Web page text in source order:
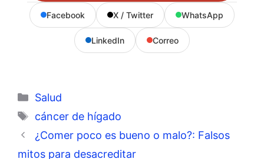
Facebook X / Twitter WhatsApp
LinkedIn Correo
Categorías
Salud
Etiquetas
cáncer de hígado
¿Comer poco es bueno o malo?: Falsos
mitos para desacreditar